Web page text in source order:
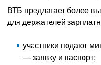
ВТБ предлагает более
для держателей
участники подают
— заявку и паспорт;